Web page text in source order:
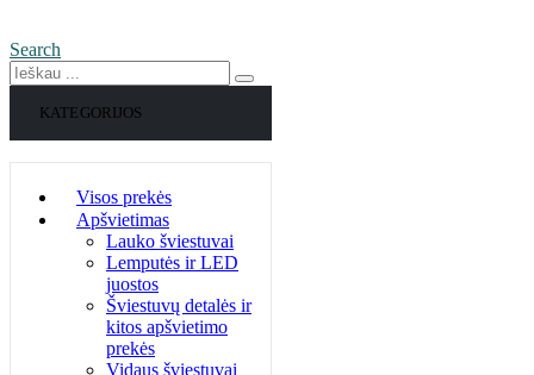
Search
KATEGORIJOS
Visos prekės
Apšvietimas
Lauko šviestuvai
Lemputės ir LED
juostos
Šviestuvų detalės ir
kitos apšvietimo
prekės
Vidaus šviestuvai